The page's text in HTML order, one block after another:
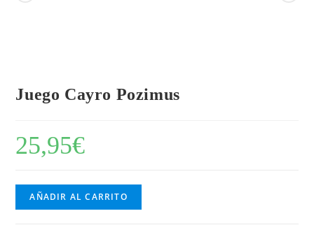
Juego Cayro Pozimus
25,95€
AÑADIR AL CARRITO